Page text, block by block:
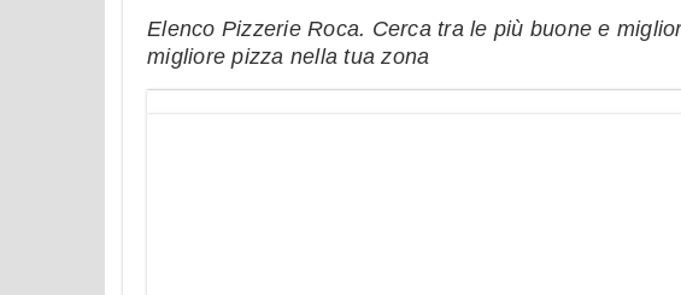
Elenco Pizzerie Roca. Cerca tra le più buone e
migliore pizza nella tua zona